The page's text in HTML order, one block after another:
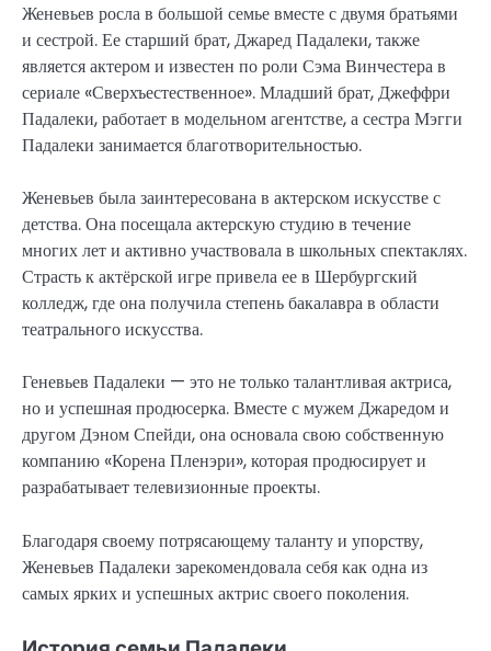
Женевьев росла в большой семье вместе с двумя братьями
и сестрой. Ее старший брат, Джаред Падалеки, также
является актером и известен по роли Сэма Винчестера в
сериале «Сверхъестественное». Младший брат, Джеффри
Падалеки, работает в модельном агентстве, а сестра Мэгги
Падалеки занимается благотворительностью.
Женевьев была заинтересована в актерском искусстве с
детства. Она посещала актерскую студию в течение
многих лет и активно участвовала в школьных спектаклях.
Страсть к актёрской игре привела ее в Шербургский
колледж, где она получила степень бакалавра в области
театрального искусства.
Геневьев Падалеки — это не только талантливая актриса,
но и успешная продюсерка. Вместе с мужем Джаредом и
другом Дэном Спейди, она основала свою собственную
компанию «Корена Пленэри», которая продюсирует и
разрабатывает телевизионные проекты.
Благодаря своему потрясающему таланту и упорству,
Женевьев Падалеки зарекомендовала себя как одна из
самых ярких и успешных актрис своего поколения.